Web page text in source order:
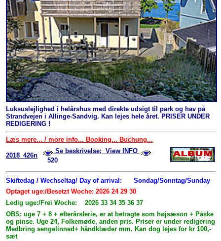
Luksuslejlighed i helårshus med direkte udsigt til park og hav på
Strandvejen i Allinge-Sandvig. Kan lejes hele året. PRISER UNDER
REDIGERING !
Læs mere... / more info... Booking... Buchung...
2018_426n
Se beskrivelse; View INFO
520
Skiftedag / Wechseltag/ Day of arrival: Sondag/Sonntag/Sunday
Optaget uge:/Besetzt Woche: 2026 24 29 30
Ledig uge:/Frei Woche: 2026 33 34 35 36 37
OBS: uge 7 + 8 + efterårsferie, er at betragte som højsæson + Påske
og pinse. Uge 24, Folkemøde, anden pris. Priser er under redigering
Medbring sengelinned+ håndklæder mm. Kan dog lejes for kr 100,-
sæt